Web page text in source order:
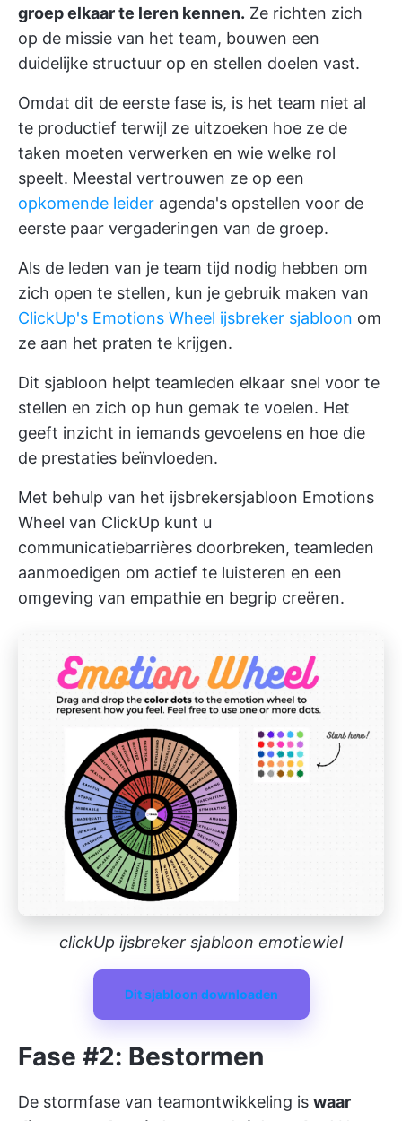
groep elkaar te leren kennen. Ze richten zich
op de missie van het team, bouwen een
duidelijke structuur op en stellen doelen vast.
Omdat dit de eerste fase is, is het team niet al
te productief terwijl ze uitzoeken hoe ze de
taken moeten verwerken en wie welke rol
speelt. Meestal vertrouwen ze op een
opkomende leider agenda's opstellen voor de
eerste paar vergaderingen van de groep.
Als de leden van je team tijd nodig hebben om
zich open te stellen, kun je gebruik maken van
ClickUp's Emotions Wheel ijsbreker sjabloon om
ze aan het praten te krijgen.
Dit sjabloon helpt teamleden elkaar snel voor te
stellen en zich op hun gemak te voelen. Het
geeft inzicht in iemands gevoelens en hoe die
de prestaties beïnvloeden.
Met behulp van het ijsbrekersjabloon Emotions
Wheel van ClickUp kunt u
communicatiebarrières doorbreken, teamleden
aanmoedigen om actief te luisteren en een
omgeving van empathie en begrip creëren.
clickUp ijsbreker sjabloon emotiewiel
Dit sjabloon downloaden
Fase #2: Bestormen
De stormfase van teamontwikkeling is waar